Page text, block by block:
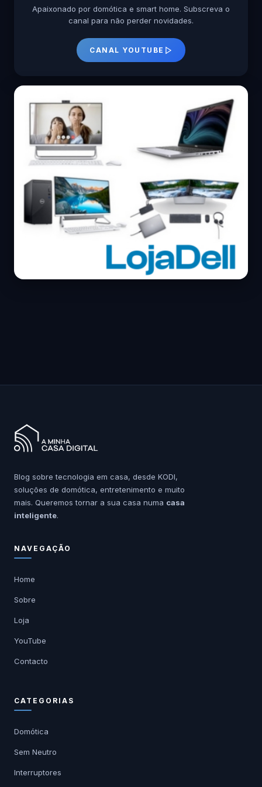
Apaixonado por domótica e smart home. Subscreva o
canal para não perder novidades.
CANAL YOUTUBE
Blog sobre tecnologia em casa, desde KODI,
soluções de domótica, entretenimento e muito
mais. Queremos tornar a sua casa numa casa
inteligente.
NAVEGAÇÃO
Home
Sobre
Loja
YouTube
Contacto
CATEGORIAS
Domótica
Sem Neutro
Interruptores